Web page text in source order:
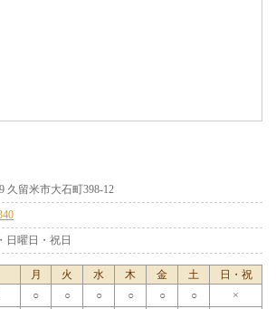
久留米市大石町398-12
日曜日・祝日
月 火 水 木 金 土
日・祝
○ ○ ○ ○ ○ ○ ×